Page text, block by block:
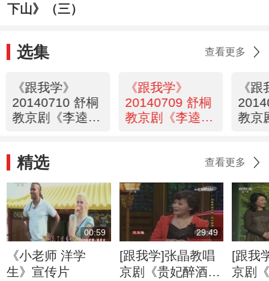
下山》（三）
选集 查看更多
《跟我学》
20140710 舒桐
教京剧《李逵下
《跟我学》
20140709 舒桐
教京剧《李逵下
《
教京
精选 查看更多
00:59
《小老师 洋学
生》宣传片
29:49
[跟我学]张晶教唱
京剧《贵妃醉酒》
[跟我
京剧